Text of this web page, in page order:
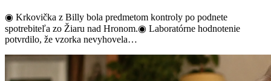
◉ Krkovička z Billy bola predmetom kontroly po podnete
spotrebiteľa zo Žiaru nad Hronom.◉ Laboratórne hodnotenie
potvrdilo, že vzorka nevyhovela…